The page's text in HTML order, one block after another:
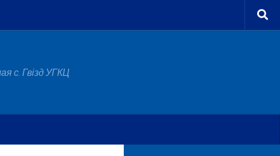
с. Гвізд УГКЦ